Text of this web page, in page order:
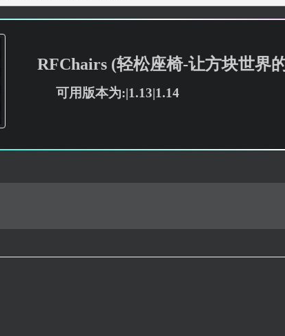
RFChairs (轻松座椅-让方块世界
可用版本为:|1.13|1.14